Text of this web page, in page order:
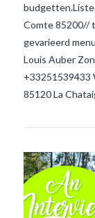
Comte 85200//
gevarieerd
Louis Auber
+33251539433
85120 La